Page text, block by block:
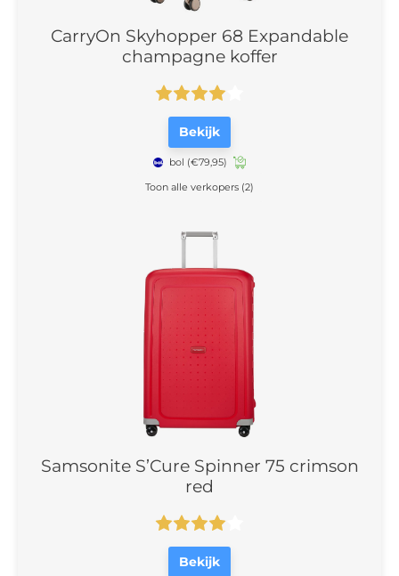
CarryOn Skyhopper 68 Expandable
champagne koffer
Bekijk
bol (€79,95)
Toon alle verkopers (2)
Samsonite S’Cure Spinner 75 crimson
red
Bekijk